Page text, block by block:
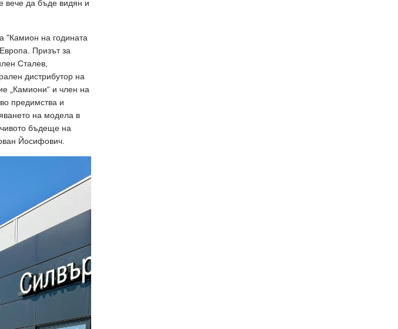
вече да бъде видян и
"Камион на годината
Призът за
Сталев,
дистрибутор на
„Камиони“ и член на
предимства и
на модела в
бъдеще на
Йосифович.